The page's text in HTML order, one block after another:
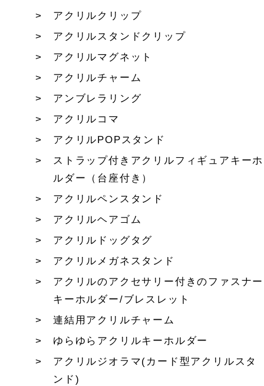
アクリルクリップ
アクリルスタンドクリップ
アクリルマグネット
アクリルチャーム
アンブレラリング
アクリルコマ
アクリルPOPスタンド
ストラップ付きアクリルフィギュアキーホ
ルダー（台座付き）
アクリルペンスタンド
アクリルヘアゴム
アクリルドッグタグ
アクリルメガネスタンド
アクリルのアクセサリー付きのファスナー
キーホルダー/ブレスレット
連結用アクリルチャーム
ゆらゆらアクリルキーホルダー
アクリルジオラマ(カード型アクリルスタ
ンド)